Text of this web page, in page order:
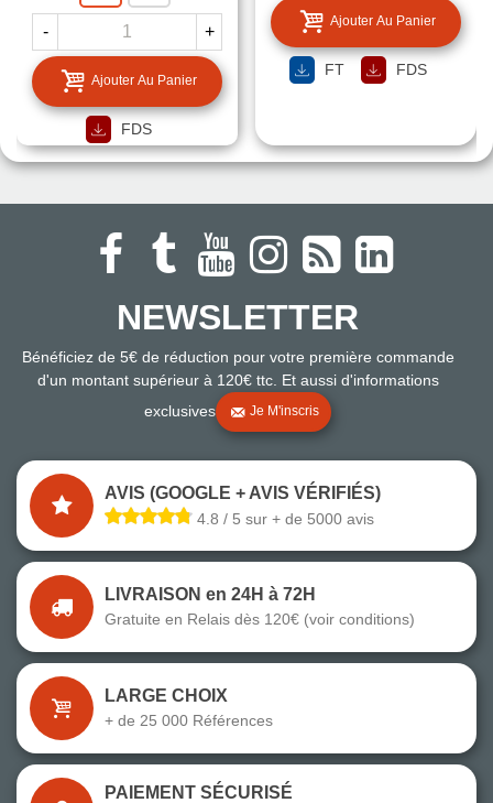
- +
Ajouter Au Panier
FDS
Ajouter Au Panier
FT FDS
NEWSLETTER
Bénéficiez de 5€ de réduction pour votre première commande
d'un montant supérieur à 120€ ttc. Et aussi d'informations
exclusives
Je M'inscris
AVIS (GOOGLE + AVIS VÉRIFIÉS)
4.8 / 5 sur + de 5000 avis
LIVRAISON en 24H à 72H
Gratuite en Relais dès 120€ (voir conditions)
LARGE CHOIX
+ de 25 000 Références
PAIEMENT SÉCURISÉ